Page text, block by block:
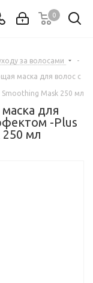
0
за волосами
-
маска для волос с
Mask 250 мл
для
-Plus
250 мл